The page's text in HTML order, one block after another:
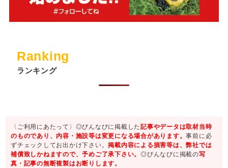
Ranking
ランキング
〈ご利用にあたって〉◎びんなびに掲載した記事やデータは取材当時
のものであり、内容・施設等は変更になる場合があります。事前に必
ずチェックしてお出かけ下さい。掲載内容による損害等は、弊社では
補償致しかねますので、予めご了承下さい。◎びんなびに掲載の写
真・記事の無断複製はお断りします。